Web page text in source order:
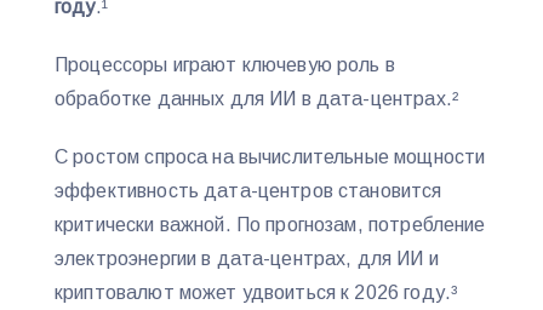
году.¹
Процессоры играют ключевую роль в
обработке данных для ИИ в дата-центрах.²
С ростом спроса на вычислительные мощности
эффективность дата-центров становится
критически важной. По прогнозам, потребление
электроэнергии в дата-центрах, для ИИ и
криптовалют может удвоиться к 2026 году.³